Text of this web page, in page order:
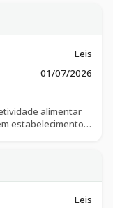
Leis
01/07/2026
alimentar
estabelecimentos
Leis